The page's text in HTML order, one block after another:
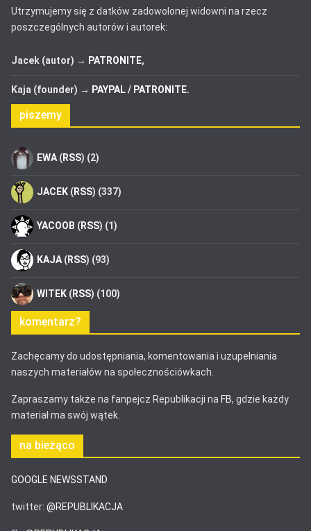
Utrzymujemy się z datków zadowolonej widowni na rzecz
poszczególnych autorów i autorek:
Jacek (autor) → PATRONITE,
Kaja (founder) → PAYPAL/ PATRONITE.
piszemy
EWA (RSS) (2)
JACEK (RSS) (337)
YACOOB (RSS) (1)
KAJA (RSS) (93)
WITEK (RSS) (100)
komentarz?
Zachęcamy do udostępniania, komentowania i uzupełniania
naszych materiałów na społecznościówkach.
Zapraszamy także na fanpejcz Republikacji na FB, gdzie każdy
materiał ma swój wątek.
na bieżąco
GOOGLE NEWSSTAND
twitter: @REPUBLIKACJA